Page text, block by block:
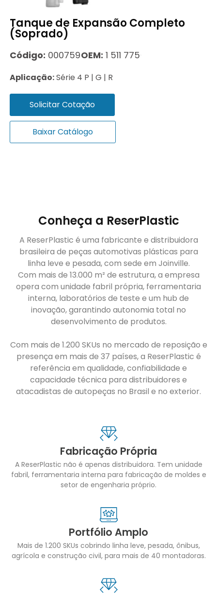
Tanque de Expansão Completo
(Soprado)
Código: 000759OEM: 1 511 775
Aplicação:Série 4 P | G | R
Solicitar Cotação
Baixar Catálogo
Conheça a ReserPlastic
A ReserPlastic é uma fabricante e distribuidora
brasileira de peças automotivas plásticas para
linha leve e pesada, com sede em Joinville.
Com mais de 13.000 m² de estrutura, a empresa
opera com unidade fabril própria, ferramentaria
interna, laboratórios de teste e um hub de
inovação, garantindo autonomia total no
desenvolvimento de produtos.
Com mais de 1.200 SKUs no mercado de reposição e
presença em mais de 37 países, a ReserPlastic é
referência em qualidade, confiabilidade e
capacidade técnica para distribuidores e
atacadistas de autopeças no Brasil e no exterior.
Fabricação Própria
A ReserPlastic não é apenas distribuidora. Tem unidade
fabril, ferramentaria interna para fabricação de moldes e
setor de engenharia próprio.
Portfólio Amplo
Mais de 1.200 SKUs cobrindo linha leve, pesada, ônibus,
agrícola e construção civil, para mais de 40 montadoras.